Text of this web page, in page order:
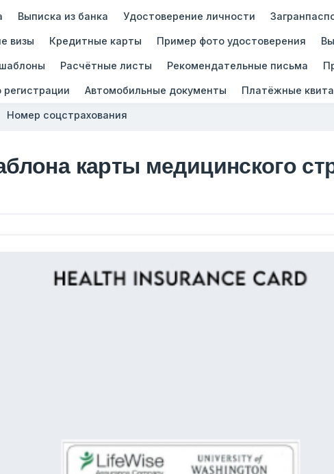
Выписка из банка Удостоверение личности
визы Кредитные карты Пример фото удостоверения
Расчётные листы Рекомендательные письма
Автомобильные документы Платёжные
Номер соцстрахования
карты медицинского